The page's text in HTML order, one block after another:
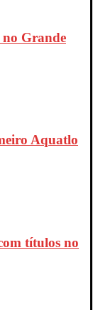
Grande
Aquatlo
títulos no